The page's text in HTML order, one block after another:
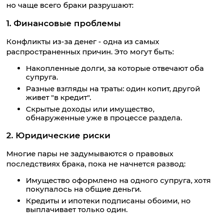
но чаще всего браки разрушают:
1. Финансовые проблемы
Конфликты из-за денег - одна из самых
распространенных причин. Это могут быть:
Накопленные долги, за которые отвечают оба
супруга.
Разные взгляды на траты: один копит, другой
живет "в кредит".
Скрытые доходы или имущество,
обнаруженные уже в процессе раздела.
2. Юридические риски
Многие пары не задумываются о правовых
последствиях брака, пока не начнется развод:
Имущество оформлено на одного супруга, хотя
покупалось на общие деньги.
Кредиты и ипотеки подписаны обоими, но
выплачивает только один.